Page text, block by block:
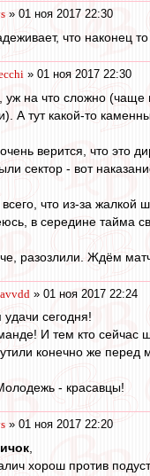
» 01 ноя 2017 22:30
что наконец
» 01 ноя 2017 22:30
уж на что сложно (чаще
А тут какой-то
верится, что это
сектор - вот
что из-за
в середине тайма
разозлили. Ждём
» 01 ноя 2017 22:24
удачи сегодня!
И тем кто сейчас
конечно же перед
- красавцы!
» 01 ноя 2017 22:20
хорош против